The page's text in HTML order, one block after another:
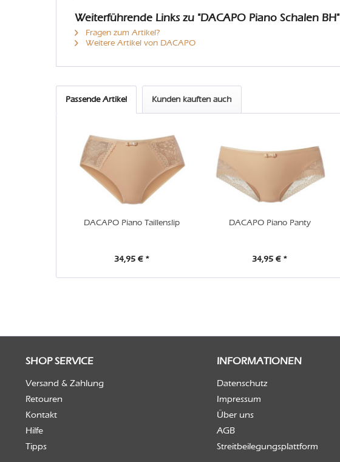
Weiterführende Links zu "DACAPO Piano Schalen BH"
Fragen zum Artikel?
Weitere Artikel von DACAPO
Passende Artikel Kunden kauften auch
DACAPO Piano Taillenslip
34,95 € *
DACAPO Piano Panty
34,95 € *
SHOP SERVICE
Versand & Zahlung
Retouren
Kontakt
Hilfe
Tipps
INFORMATIONEN
Datenschutz
Impressum
Über uns
AGB
Streitbeilegungsplattform